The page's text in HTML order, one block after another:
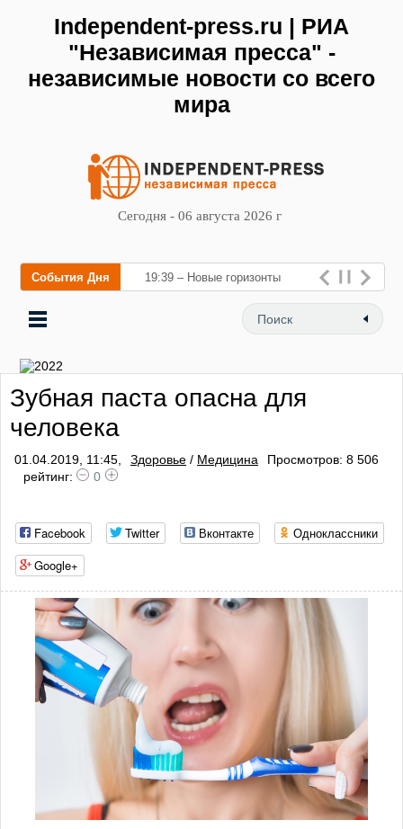
Independent-press.ru | РИА
"Независимая пресса" -
независимые новости со всего
мира
Сегодня - 06 августа 2026 г
События Дня 19:39 – Новые горизонты
флебологии: в Москве
открылся «Городской центр
Зубная паста опасна для
человека
01.04.2019, 11:45, Здоровье / Медицина
Просмотров: 8 506
рейтинг:
0
Facebook Twitter Вконтакте
Одноклассники
Google+